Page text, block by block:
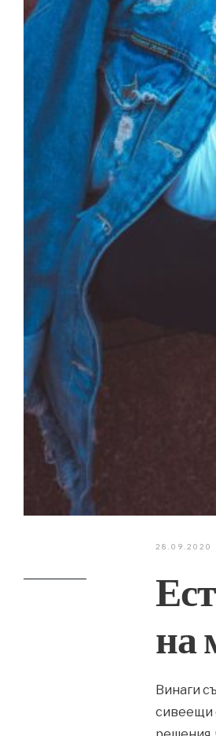
28.09.2020
на
Винаги
сивеещи